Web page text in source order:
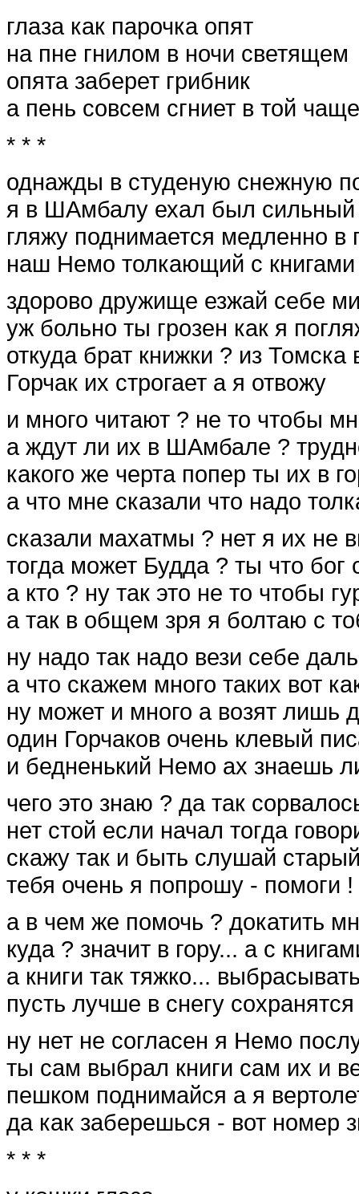
глаза как парочка опят
на пне гнилом в ночи светящем
опята заберет грибник
а пень совсем сгниет в той чаще
* * *
однажды в студеную снежную
я в ШАмбалу ехал был сильный
гляжу поднимается медленно в
наш Немо толкающий с книгами
здорово дружище езжай себе
уж больно ты грозен как я
откуда брат книжки ? из Томска
Горчак их строгает а я отвожу
и много читают ? не то чтобы
а ждут ли их в ШАмбале ?
какого же черта попер ты их в
а что мне сказали что надо
сказали махатмы ? нет я их не
тогда может Будда ? ты что бог
а кто ? ну так это не то чтобы
а так в общем зря я болтаю с
ну надо так надо вези себе
а что скажем много таких вот
ну может и много а возят лишь
один Горчаков очень клевый
и бедненький Немо ах знаешь
чего это знаю ? да так
нет стой если начал тогда
скажу так и быть слушай
тебя очень я попрошу - помоги !
а в чем же помочь ? докатить
куда ? значит в гору... а с
а книги так тяжко...
пусть лучше в снегу
ну нет не согласен я Немо
ты сам выбрал книги сам их и
пешком поднимайся а я
да как заберешься - вот номер
* * *